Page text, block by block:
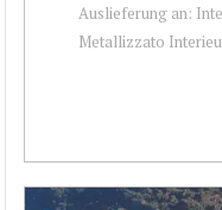
Auslieferung an:
Metallizzato